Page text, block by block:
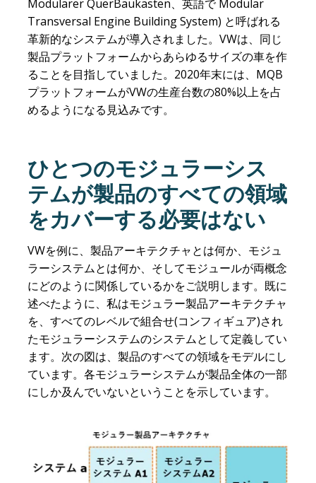
Modularer QuerBaukasten、英語で Modular
Transversal Engine Building System) と呼ばれる
革新的なシステムが導入されました。VWは、同じ
製品プラットフォームからあらゆるサイズの車を作
ることを目指していました。2020年末には、MQB
プラットフォームがVWの生産台数の80%以上を占
めるようになる見込みです。
ひとつのモジュラーシス
テムが製品のすべての領域
をカバーする必要はない
VWを例に、製品アーキテクチャとは何か、モジュ
ラーシステムとは何か、そしてモジュールが両概念
にどのように関係しているかをご説明します。既に
述べたように、私はモジュラー製品アーキテクチャ
を、すべてのレベルで組合せ(コンフィギュア)され
たモジュラーシステムのシステムとして定義してい
ます。次の図は、製品のすべての領域をモデルにし
ています。各モジュラーシステムが製品全体の一部
にしか及んでいないということを示しています。